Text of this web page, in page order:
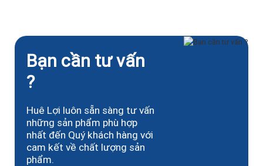
Bạn cần tư vấn
?
Huê Lợi luôn sẵn sàng tư vấn
những sản phẩm phù hợp
nhất đến Quý khách hàng với
cam kết về chất lượng sản
phẩm.